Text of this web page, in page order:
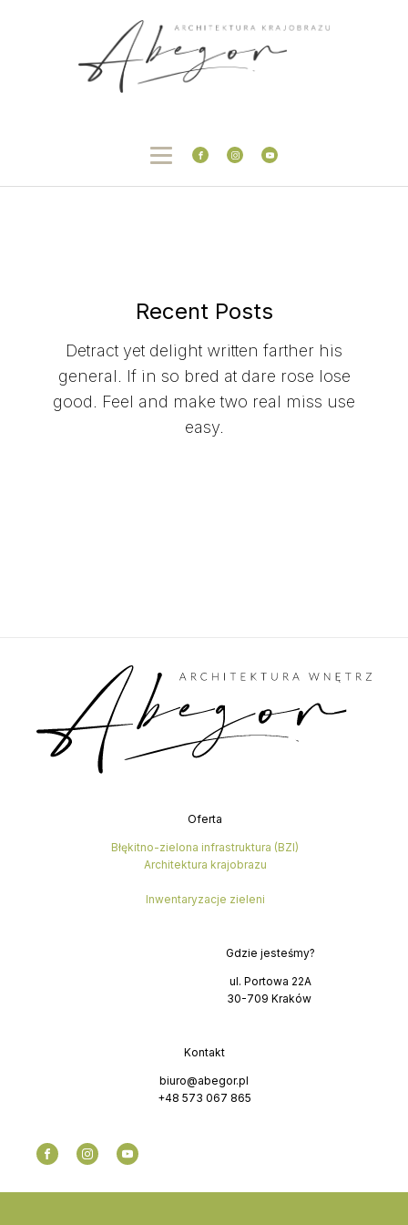
Recent Posts
Detract yet delight written farther his
general. If in so bred at dare rose lose
good. Feel and make two real miss use
easy.
Oferta
Błękitno-zielona infrastruktura (BZI)
Architektura krajobrazu
Inwentaryzacje zieleni
Gdzie jesteśmy?
ul. Portowa 22A
30-709 Kraków
Kontakt
biuro@abegor.pl
+48 573 067 865